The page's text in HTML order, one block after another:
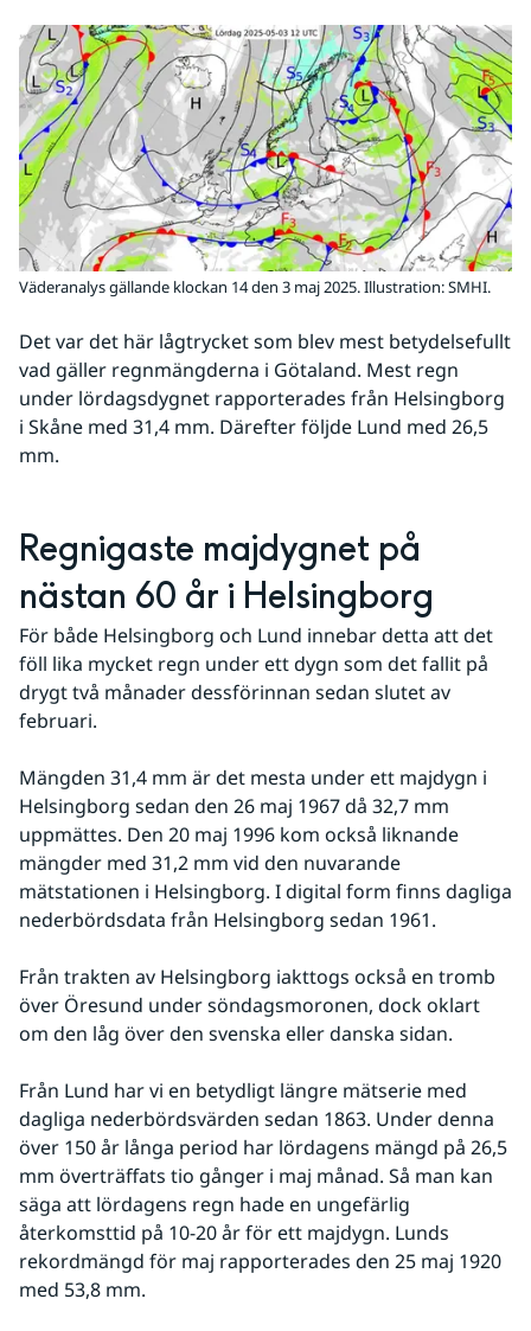
Väderanalys gällande klockan 14 den 3 maj 2025. Illustration: SMHI.
Det var det här lågtrycket som blev mest betydelsefullt
vad gäller regnmängderna i Götaland. Mest regn
under lördagsdygnet rapporterades från Helsingborg
i Skåne med 31,4 mm. Därefter följde Lund med 26,5
mm.
Regnigaste majdygnet på
nästan 60 år i Helsingborg
För både Helsingborg och Lund innebar detta att det
föll lika mycket regn under ett dygn som det fallit på
drygt två månader dessförinnan sedan slutet av
februari.
Mängden 31,4 mm är det mesta under ett majdygn i
Helsingborg sedan den 26 maj 1967 då 32,7 mm
uppmättes. Den 20 maj 1996 kom också liknande
mängder med 31,2 mm vid den nuvarande
mätstationen i Helsingborg. I digital form finns dagliga
nederbördsdata från Helsingborg sedan 1961.
Från trakten av Helsingborg iakttogs också en tromb
över Öresund under söndagsmoronen, dock oklart
om den låg över den svenska eller danska sidan.
Från Lund har vi en betydligt längre mätserie med
dagliga nederbördsvärden sedan 1863. Under denna
över 150 år långa period har lördagens mängd på 26,5
mm överträffats tio gånger i maj månad. Så man kan
säga att lördagens regn hade en ungefärlig
återkomsttid på 10-20 år för ett majdygn. Lunds
rekordmängd för maj rapporterades den 25 maj 1920
med 53,8 mm.